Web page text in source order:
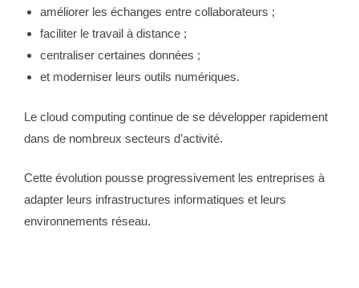
améliorer les échanges entre collaborateurs ;
faciliter le travail à distance ;
centraliser certaines données ;
et moderniser leurs outils numériques.
Le cloud computing continue de se développer rapidement
dans de nombreux secteurs d’activité.
Cette évolution pousse progressivement les entreprises à
adapter leurs infrastructures informatiques et leurs
environnements réseau.